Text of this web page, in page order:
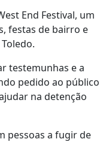
End Festival, um
festas de bairro e
testemunhas e a
pedido ao público
na detenção
pessoas a fugir de